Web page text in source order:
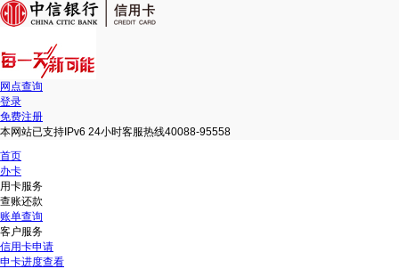
网点查询
登录
免费注册
本网站已支持IPv6 24小时客服热线40088-95558
首页
办卡
用卡服务
查账还款
账单查询
客户服务
信用卡申请
申卡进度查看